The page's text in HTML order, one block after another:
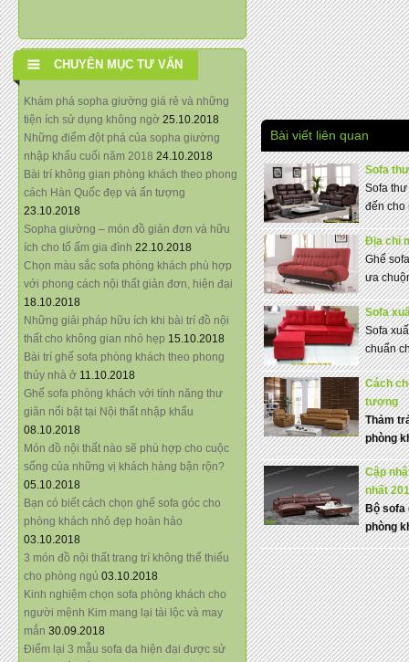
CHUYÊN MỤC TƯ VẤN
Khám phá sopha giường giá rẻ và những
tiện ích sử dụng không ngờ 25.10.2018
Những điểm đột phá của sopha giường
nhập khẩu cuối năm 2018 24.10.2018
Bài trí không gian phòng khách theo phong
cách Hàn Quốc đẹp và ấn tượng
23.10.2018
Sopha giường – món đồ giản đơn và hữu
ích cho tổ ấm gia đình 22.10.2018
Chọn màu sắc sofa phòng khách phù hợp
với phong cách nội thất giản đơn, hiện đại
18.10.2018
Những giải pháp hữu ích khi bài trí đồ nội
thất cho không gian nhỏ hẹp 15.10.2018
Bài trí ghế sofa phòng khách theo phong
thủy nhà ở 11.10.2018
Ghế sofa phòng khách với tính năng thư
giãn nổi bật tại Nội thất nhập khẩu
08.10.2018
Món đồ nội thất nào sẽ phù hợp cho cuộc
sống của những vị khách hàng bận rộn?
05.10.2018
Bạn có biết cách chọn ghế sofa góc cho
phòng khách nhỏ đẹp hoàn hảo
03.10.2018
3 món đồ nội thất trang trí không thể thiếu
cho phòng ngủ 03.10.2018
Kinh nghiệm chọn sofa phòng khách cho
người mệnh Kim mang lại tài lộc và may
mắn 30.09.2018
Điểm lại 3 mẫu sofa da hiện đại được sử
Bài viết liên quan
Sofa
Sofa
đến cho
Địa chỉ
Ghế
ưa
Sofa
Sofa
chuẩn
Cách
tượng
Thảm
phòng
Cập
nhất
Bộ sofa
phòng